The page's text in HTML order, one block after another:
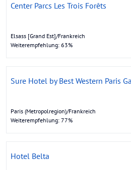
Center Parcs Les Trois Forêts
Elsass [Grand Est]/Frankreich
Weiterempfehlung: 63%
Sure Hotel by Best Western Paris
Paris (Metropolregion)/Frankreich
Weiterempfehlung: 77%
Hotel Belta